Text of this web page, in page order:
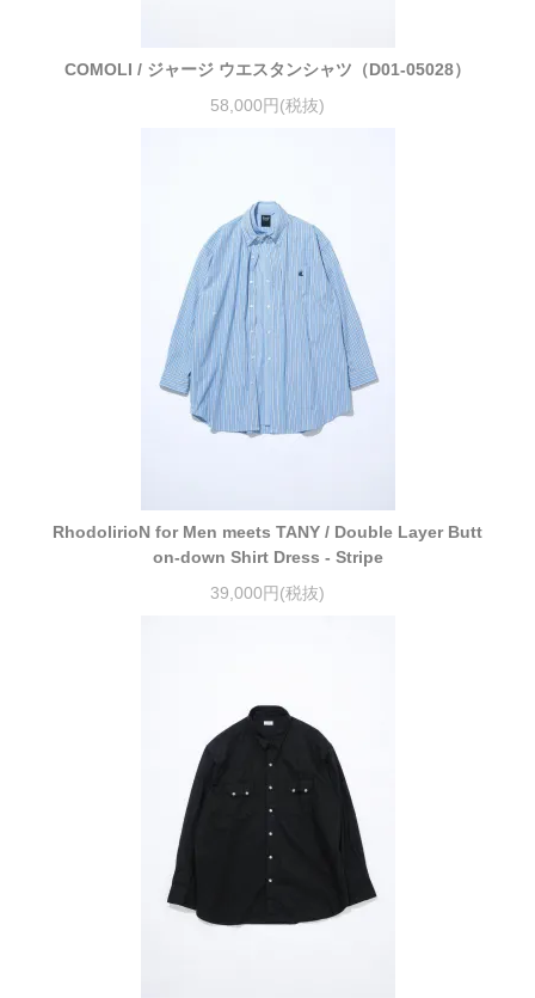
COMOLI / ジャージ ウエスタンシャツ（D01-05028）
58,000円(税抜)
RhodolirioN for Men meets TANY / Double Layer Butt
on-down Shirt Dress - Stripe
39,000円(税抜)